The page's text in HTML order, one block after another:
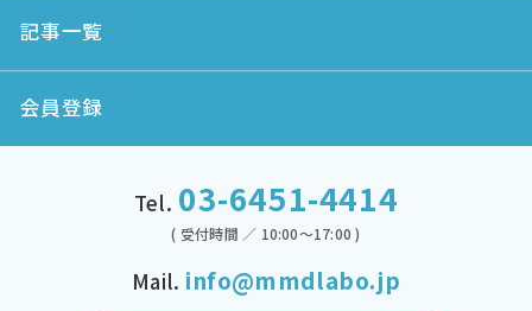
記事一覧
会員登録
Tel. 03-6451-4414
( 受付時間 ／ 10:00～17:00 )
Mail. info@mmdlabo.jp